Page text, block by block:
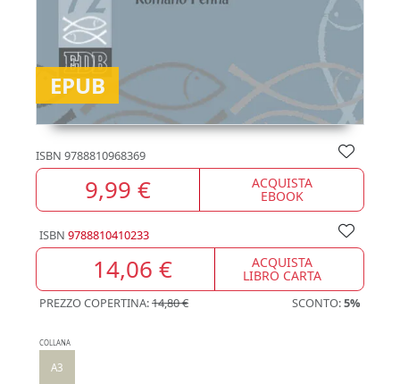
EPUB
ISBN 9788810968369
9,99 € ACQUISTA
EBOOK
ISBN 9788810410233
14,06 € ACQUISTA
LIBRO CARTA
PREZZO COPERTINA:14,80 € SCONTO:5%
COLLANA
A3